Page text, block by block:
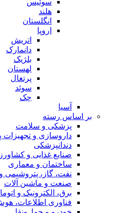
سوئیس
هلند
انگلستان
اروپا
اتریش
دانمارک
بلژیک
لهستان
پرتغال
سوئد
چک
آسیا
بر اساس رسته
پزشکی و سلامت
داروسازی و
دندانپزشکی
صنایع غذایی و
ساختمان و معماری
نفت، گاز، پتروشیمی
صنعت و ماشین آلات
برق، الکترونیک و
فناوری اطلاعات،